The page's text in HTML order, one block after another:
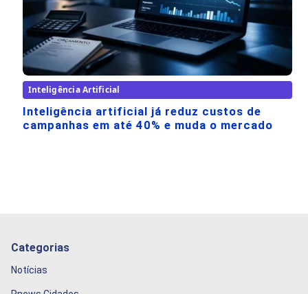
Inteligência Artificial
Inteligência artificial já reduz custos de
campanhas em até 40% e muda o mercado
Categorias
Notícias